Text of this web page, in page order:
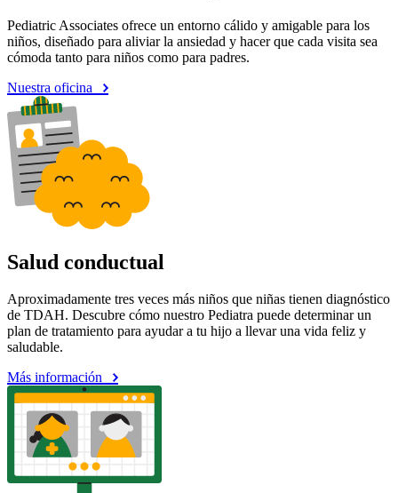
Pediatric Associates ofrece un entorno cálido y amigable para los
niños, diseñado para aliviar la ansiedad y hacer que cada visita sea
cómoda tanto para niños como para padres.
Nuestra oficina
Salud conductual
Aproximadamente tres veces más niños que niñas tienen diagnóstico
de TDAH. Descubre cómo nuestro Pediatra puede determinar un
plan de tratamiento para ayudar a tu hijo a llevar una vida feliz y
saludable.
Más información